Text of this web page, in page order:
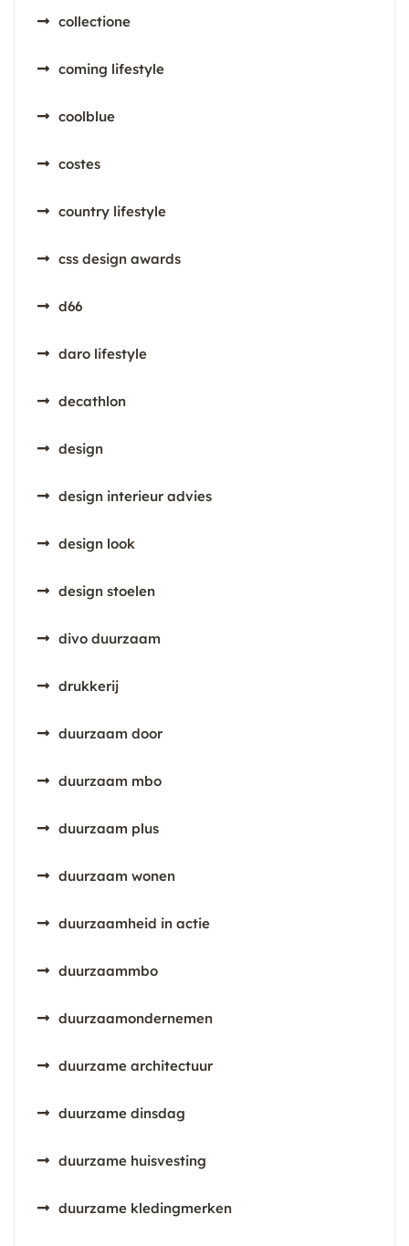
collectione
coming lifestyle
coolblue
costes
country lifestyle
css design awards
d66
daro lifestyle
decathlon
design
design interieur advies
design look
design stoelen
divo duurzaam
drukkerij
duurzaam door
duurzaam mbo
duurzaam plus
duurzaam wonen
duurzaamheid in actie
duurzaammbo
duurzaamondernemen
duurzame architectuur
duurzame dinsdag
duurzame huisvesting
duurzame kledingmerken